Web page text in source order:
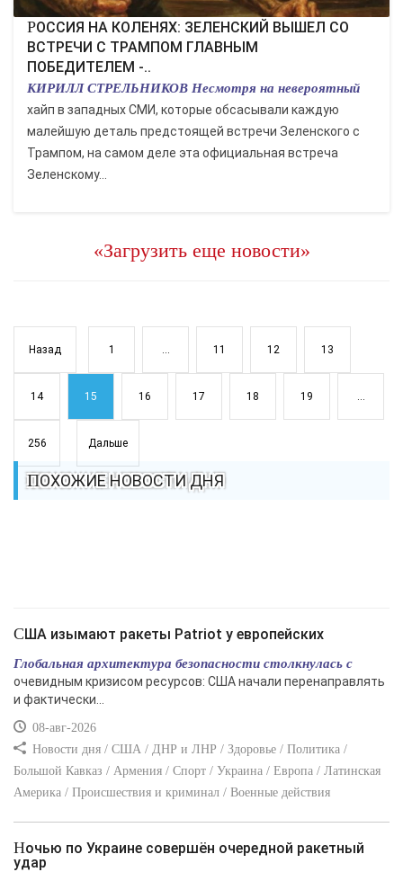
РОССИЯ НА КОЛЕНЯХ: ЗЕЛЕНСКИЙ ВЫШЕЛ СО
ВСТРЕЧИ С ТРАМПОМ ГЛАВНЫМ
ПОБЕДИТЕЛЕМ -..
КИРИЛЛ СТРЕЛЬНИКОВ Несмотря на невероятный
хайп в западных СМИ, которые обсасывали каждую
малейшую деталь предстоящей встречи Зеленского с
Трампом, на самом деле эта официальная встреча
Зеленскому...
«Загрузить еще новости»
Назад 1 ... 11 12 13
14 15 16 17 18 19 ...
256 Дальше
ПОХОЖИЕ НОВОСТИ ДНЯ
США изымают ракеты Patriot у европейских
Глобальная архитектура безопасности столкнулась с
очевидным кризисом ресурсов: США начали перенаправлять
и фактически...
08-авг-2026
Новости дня / США / ДНР и ЛНР / Здоровье / Политика /
Большой Кавказ / Армения / Спорт / Украина / Европа / Латинская
Америка / Происшествия и криминал / Военные действия
Ночью по Украине совершён очередной ракетный
удар